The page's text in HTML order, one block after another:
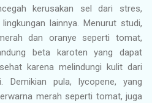
kerusakan sel dari stres,
lainnya. Menurut studi,
dan oranye seperti tomat,
beta karoten yang dapat
karena melindungi kulit dari
Demikian pula, lycopene, yang
merah seperti tomat, juga